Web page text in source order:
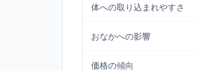
体への取り込まれやすさ
おなかへの影響
価格の傾向